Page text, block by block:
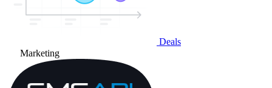
Deals
Marketing